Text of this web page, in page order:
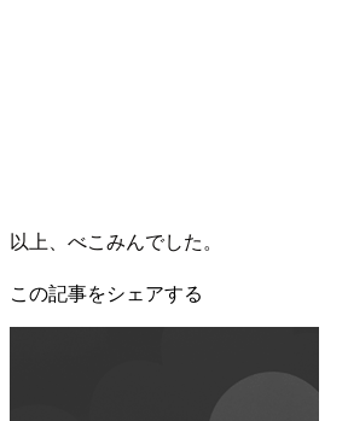
以上、べこみんでした。
この記事をシェアする